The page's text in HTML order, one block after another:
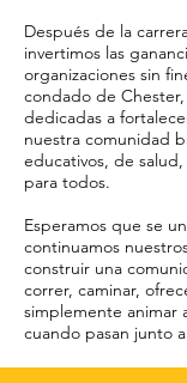
Después de la
invertimos las
organizaciones sin
condado de
dedicadas a
nuestra comunidad
educativos, de
para todos.
Esperamos que se
continuamos
construir una
correr, caminar,
simplemente animar
cuando pasan junto